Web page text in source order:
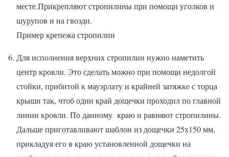
месте.Прикрепляют стропилины при помощи уголков и
шурупов и на гвозди.
Пример крепежа стропилин
Для исполнения верхних стропилин нужно наметить
центр кровли. Это сделать можно при помощи недолгой
стойки, прибитой к мауэрлату и крайней затяжке с торца
крыши так, чтоб один край дощечки проходил по главной
линии кровли. По данному краю и равняют стропилины.
Дальше приготавливают шаблон из дощечки 25х150 мм,
прикладуя его в краю установленной дощечки на